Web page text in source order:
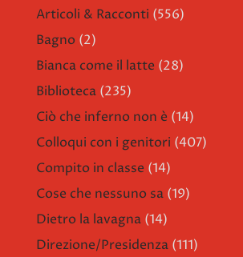
Articoli & Racconti (556)
Bagno (2)
Bianca come il latte (28)
Biblioteca (235)
Ciò che inferno non è (14)
Colloqui con i genitori (407)
Compito in classe (14)
Cose che nessuno sa (19)
Dietro la lavagna (14)
Direzione/Presidenza (111)